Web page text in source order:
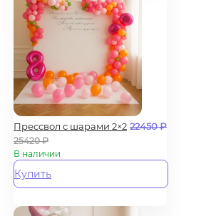
Прессвол с шарами 2×2 22450₽
25420₽
В наличии
Купить